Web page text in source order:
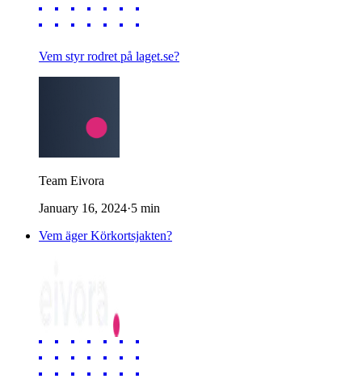
Vem styr rodret på laget.se?
Team Eivora
January 16, 2024·5 min
Vem äger Körkortsjakten?